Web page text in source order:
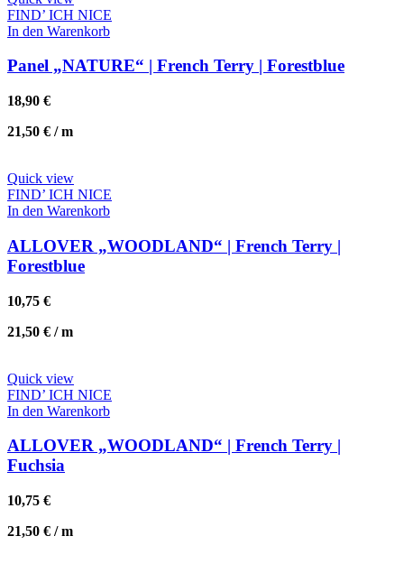
FIND’ ICH NICE
In den Warenkorb
Panel „NATURE“ | French Terry | Forestblue
18,90 €
21,50 € /m
Quick view
FIND’ ICH NICE
In den Warenkorb
ALLOVER „WOODLAND“ | French Terry |
Forestblue
10,75 €
21,50 € /m
Quick view
FIND’ ICH NICE
In den Warenkorb
ALLOVER „WOODLAND“ | French Terry |
Fuchsia
10,75 €
21,50 € /m